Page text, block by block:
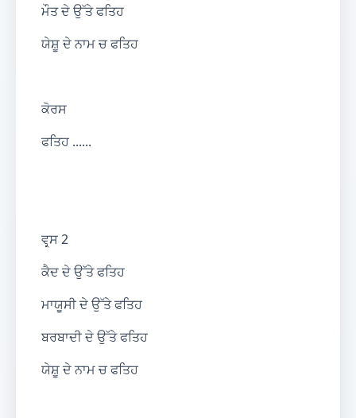
ਮੌਤ ਦੇ ਉੱਤੇ ਫਤਿਹ
ਯੇਸ਼ੂ ਦੇ ਨਾਮ ਚ ਫਤਿਹ
ਕੋਰਸ
ਫਤਿਹ ......
ਵਰ੍ਸ 2
ਕੈਦ ਦੇ ਉੱਤੇ ਫਤਿਹ
ਮਾਯੂਸੀ ਦੇ ਉੱਤੇ ਫਤਿਹ
ਬਰਬਾਦੀ ਦੇ ਉੱਤੇ ਫਤਿਹ
ਯੇਸ਼ੂ ਦੇ ਨਾਮ ਚ ਫਤਿਹ